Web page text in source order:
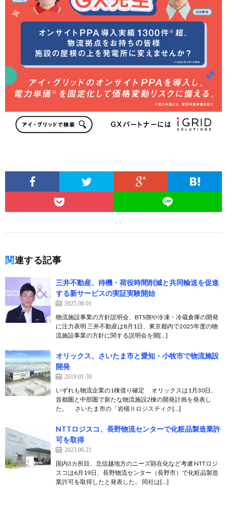
関連する記事
三井不動産、待機・荷役時間削減と共同輸送を促進
する新サービスの実証実験開始
2025.08.01
物流施設事業の方針説明会、BTS側や冷凍・冷蔵倉庫の開発
に注力表明 三井不動産は8月1日、東京都内で2025年度の物
流施設事業の方針に関する説明会を開[…]
オリックス、さいたま市と愛知・小牧市で物流施設
開発
2019.01.30
いずれも物流企業の1棟借り確定 オリックスは1月30日、
首都圏と中部圏で新たな物流施設2棟の開発計画を発表し
た。 さいたま市の「岩槻Ⅱロジスティク[…]
NTTロジスコ、長野物流センターで化粧品製造業許
可を取得
2023.06.21
国内3カ所目、北信越地方のニーズ顕在化など考慮 NTTロジ
スコは6月19日、長野物流センター（長野市）で化粧品製造
業許可を取得したと発表した。 同社は[…]